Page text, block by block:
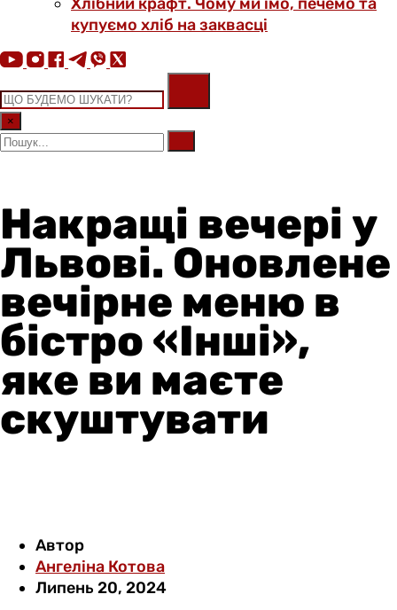
купуємо хліб на заквасці
×
Накращі вечері у
Львові. Оновлене
вечірне меню в
бістро «Інші»,
яке ви маєте
скуштувати
Автор
Ангеліна Котова
Липень 20, 2024